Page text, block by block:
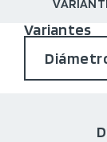
Variantes